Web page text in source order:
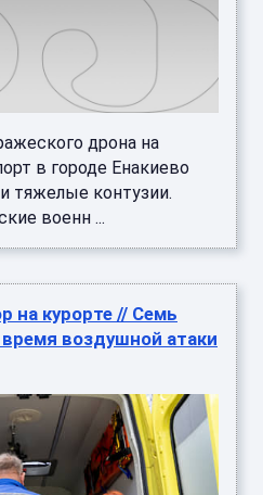
дрона на
в городе Енакиево
тяжелые контузии.
военн ...
на курорте // Семь
воздушной атаки